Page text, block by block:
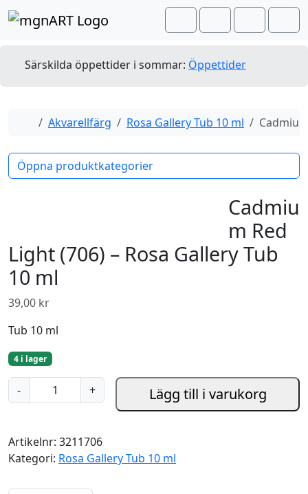
Skip to content
Skip to footer
SearchAccount
Cart
Särskilda öppettider i sommar: Öppettider
Home
Akvarellfärg Rosa Gallery Tub 10 ml
Öppna produktkategorier
Cadmiu
m Red
Light (706) – Rosa Gallery Tub
10 ml
39,00 kr
Tub 10 ml
4 i lager
-
a
m
i
u
+ Lägg till i varukorg
Artikelnr: 3211706
Kategori: Rosa Gallery Tub 10 ml